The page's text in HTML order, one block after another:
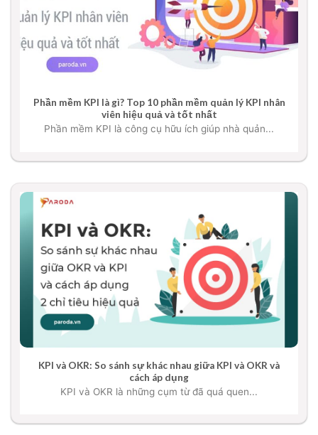
Phần mềm KPI là gì? Top 10 phần mềm quản lý KPI nhân
viên hiệu quả và tốt nhất
Phần mềm KPI là công cụ hữu ích giúp nhà quản...
KPI và OKR: So sánh sự khác nhau giữa KPI và OKR và
cách áp dụng
KPI và OKR là những cụm từ đã quá quen...